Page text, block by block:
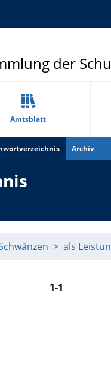
der
Amtsblatt
Archiv
als
1-1